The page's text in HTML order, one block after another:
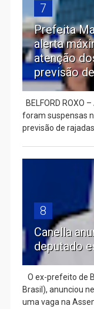
7
Prefeita
alerta
atenção
previsão
BELFORD ROXO
foram suspensas
previsão de
8
Canella
deputado
O ex-prefeito de
Brasil), anunciou
uma vaga na